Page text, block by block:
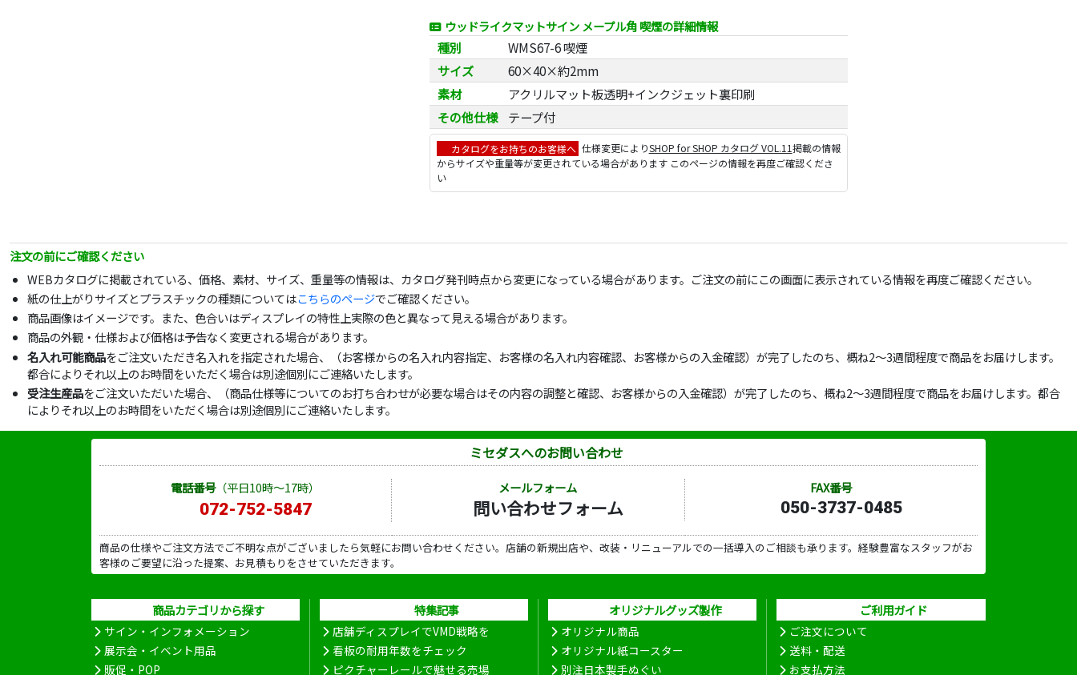
ウッドライクマットサイン メープル角 喫煙の詳細情報
種別
WMS67-6 喫煙
サイズ
60×40×約2mm
素材
アクリルマット板透明+インクジェット裏印刷
その他仕様
テープ付
カタログをお持ちのお客様へ 仕様変更によりSHOP for SHOP カタログ VOL.11掲載の情報
からサイズや重量等が変更されている場合があります このページの情報を再度ご確認くださ
い
注文の前にご確認ください
WEBカタログに掲載されている、価格、素材、サイズ、重量等の情報は、カタログ発刊時点から変更になっている場合があります。ご注文の前にこの画面に表示されている情報を再度ご確認ください。
紙の仕上がりサイズとプラスチックの種類についてはこちらのページでご確認ください。
商品画像はイメージです。また、色合いはディスプレイの特性上実際の色と異なって見える場合があります。
商品の外観・仕様および価格は予告なく変更される場合があります。
名入れ可能商品をご注文いただき名入れを指定された場合、（お客様からの名入れ内容指定、お客様の名入れ内容確認、お客様からの入金確認）が完了したのち、概ね2～3週間程度で商品をお届けします。
都合によりそれ以上のお時間をいただく場合は別途個別にご連絡いたします。
受注生産品をご注文いただいた場合、（商品仕様等についてのお打ち合わせが必要な場合はその内容の調整と確認、お客様からの入金確認）が完了したのち、概ね2～3週間程度で商品をお届けします。都合
によりそれ以上のお時間をいただく場合は別途個別にご連絡いたします。
ミセダスへのお問い合わせ
電話番号（平日10時～17時）
072-752-5847
メールフォーム
問い合わせフォーム
FAX番号
050-3737-0485
商品の仕様やご注文方法でご不明な点がございましたら気軽にお問い合わせください。店舗の新規出店や、改装・リニューアルでの一括導入のご相談も承ります。経験豊富なスタッフがお
客様のご要望に沿った提案、お見積もりをさせていただきます。
商品カテゴリから探す
サイン・インフォメーション
展示会・イベント用品
販促・POP
特集記事
店舗ディスプレイでVMD戦略を
看板の耐用年数をチェック
ピクチャーレールで魅せる売場
オリジナルグッズ製作
オリジナル商品
オリジナル紙コースター
別注日本製手ぬぐい
ご利用ガイド
ご注文について
送料・配送
お支払方法